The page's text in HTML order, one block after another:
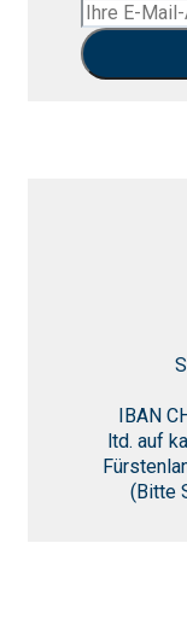
IBAN
ltd. auf
(Bitte